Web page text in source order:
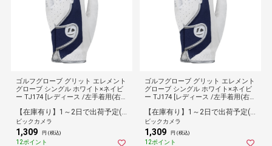
ゴルフグローブ グリット エレメント
グローブ シングル ホワイト×ネイビ
ー TJ174 [レディース /左手着用(右打
【在庫有り】1～2日で出荷予定(日付指定可)
ビックカメラ
1,309 円 (税込)
12ポイント
ゴルフグローブ グリット エレメント
グローブ シングル ホワイト×ネイビ
ー TJ174 [レディース /左手着用(右打
【在庫有り】1～2日で出荷予定(日付指定可)
ビックカメラ
1,309 円 (税込)
12ポイント